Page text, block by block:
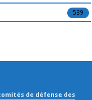
539
de défense des